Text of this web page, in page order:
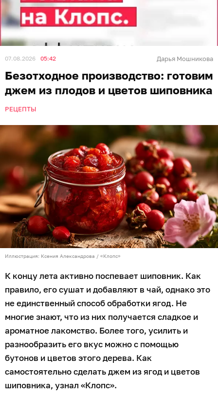
07.08.2026 05:42 Дарья Мошникова
Безотходное производство: готовим
джем из плодов и цветов шиповника
РЕЦЕПТЫ
Иллюстрация: Ксения Александрова / «Клопс»
К концу лета активно поспевает шиповник. Как
правило, его сушат и добавляют в чай, однако это
не единственный способ обработки ягод. Не
многие знают, что из них получается сладкое и
ароматное лакомство. Более того, усилить и
разнообразить его вкус можно с помощью
бутонов и цветов этого дерева. Как
самостоятельно сделать джем из ягод и цветов
шиповника, узнал «Клопс».